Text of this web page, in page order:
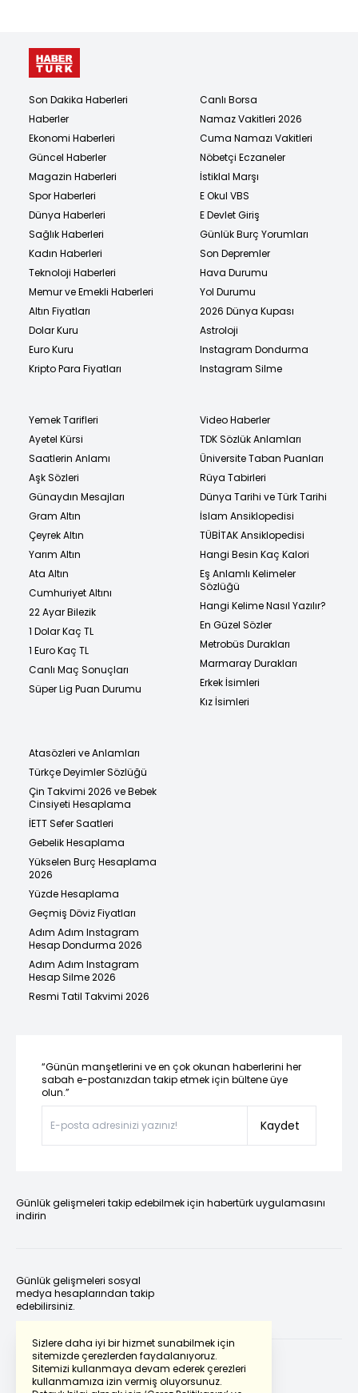
Sizlere daha iyi bir hizmet sunabilmek için
sitemizde çerezlerden faydalanıyoruz.
Sitemizi kullanmaya devam ederek çerezleri
kullanmamıza izin vermiş oluyorsunuz.
Son Dakika Haberleri
Haberler
Ekonomi Haberleri
Güncel Haberler
Magazin Haberleri
Spor Haberleri
Dünya Haberleri
Sağlık Haberleri
Kadın Haberleri
Teknoloji Haberleri
Memur ve Emekli Haberleri
Altın Fiyatları
Dolar Kuru
Euro Kuru
Kripto Para Fiyatları
Canlı Borsa
Namaz Vakitleri 2026
Cuma Namazı Vakitleri
Nöbetçi Eczaneler
İstiklal Marşı
E Okul VBS
E Devlet Giriş
Günlük Burç Yorumları
Son Depremler
Hava Durumu
Yol Durumu
2026 Dünya Kupası
Astroloji
Instagram Dondurma
Instagram Silme
Yemek Tarifleri
Ayetel Kürsi
Saatlerin Anlamı
Aşk Sözleri
Günaydın Mesajları
Gram Altın
Çeyrek Altın
Yarım Altın
Ata Altın
Cumhuriyet Altını
22 Ayar Bilezik
1 Dolar Kaç TL
1 Euro Kaç TL
Canlı Maç Sonuçları
Süper Lig Puan Durumu
Video Haberler
TDK Sözlük Anlamları
Üniversite Taban Puanları
Rüya Tabirleri
Dünya Tarihi ve Türk Tarihi
İslam Ansiklopedisi
TÜBİTAK Ansiklopedisi
Hangi Besin Kaç Kalori
Eş Anlamlı Kelimeler
Sözlüğü
Hangi Kelime Nasıl Yazılır?
En Güzel Sözler
Metrobüs Durakları
Marmaray Durakları
Erkek İsimleri
Kız İsimleri
Atasözleri ve Anlamları
Türkçe Deyimler Sözlüğü
Çin Takvimi 2026 ve Bebek
Cinsiyeti Hesaplama
İETT Sefer Saatleri
Gebelik Hesaplama
Yükselen Burç Hesaplama
2026
Yüzde Hesaplama
Geçmiş Döviz Fiyatları
Adım Adım Instagram
Hesap Dondurma 2026
Adım Adım Instagram
Hesap Silme 2026
Resmi Tatil Takvimi 2026
“Günün manşetlerini ve en çok okunan haberlerini her
sabah e-postanızdan takip etmek için bültene üye
olun.”
Kaydet
Günlük gelişmeleri takip edebilmek için habertürk uygulamasını
indirin
Günlük gelişmeleri sosyal
medya hesaplarından takip
edebilirsiniz.